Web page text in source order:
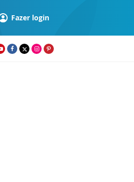
Fazer login